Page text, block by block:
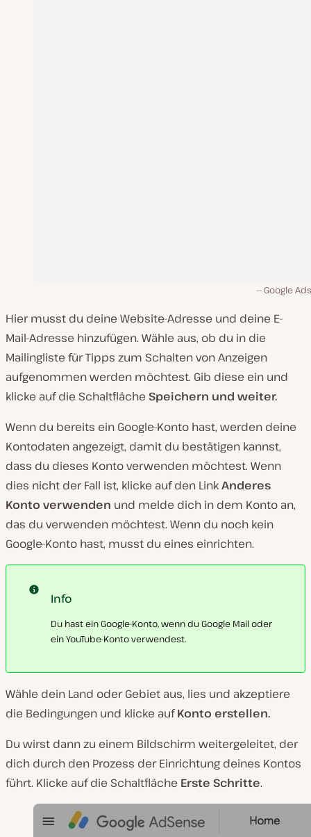
Google
Hier musst du deine Website-Adresse und deine E-
Mail-Adresse hinzufügen. Wähle aus, ob du in die
Mailingliste für Tipps zum Schalten von Anzeigen
aufgenommen werden möchtest. Gib diese ein und
klicke auf die Schaltfläche Speichern und weiter.
Wenn du bereits ein Google-Konto hast, werden deine
Kontodaten angezeigt, damit du bestätigen kannst,
dass du dieses Konto verwenden möchtest. Wenn
dies nicht der Fall ist, klicke auf den LinkAnderes
Konto verwenden und melde dich in dem Konto an,
das du verwenden möchtest. Wenn du noch kein
Google-Konto hast, musst du eines einrichten.
Info
Du hast ein Google-Konto, wenn du Google Mail oder
ein YouTube-Konto verwendest.
Wähle dein Land oder Gebiet aus, lies und akzeptiere
die Bedingungen und klicke aufKonto erstellen.
Du wirst dann zu einem Bildschirm weitergeleitet, der
dich durch den Prozess der Einrichtung deines Kontos
führt. Klicke auf die Schaltfläche Erste Schritte.